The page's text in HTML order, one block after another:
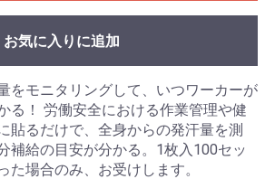
お気に入りに追加
をモニタリングして、いつワーカーが
る！ 労働安全における作業管理や健
貼るだけで、全身からの発汗量を測
補給の目安が分かる。1枚入100セッ
た場合のみ、お受けします。